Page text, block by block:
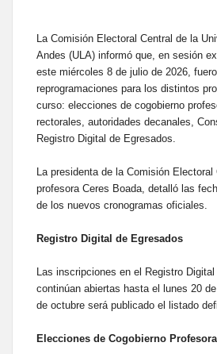
La Comisión Electoral Central de la
Andes (ULA) informó que, en sesión
este miércoles 8 de julio de 2026,
reprogramaciones para los distintos
curso: elecciones de cogobierno
rectorales, autoridades decanales,
Registro Digital de Egresados.
La presidenta de la Comisión Electoral
profesora Ceres Boada, detalló las
de los nuevos cronogramas oficiales.
Registro Digital de Egresados
Las inscripciones en el Registro
continúan abiertas hasta el lunes 20
de octubre será publicado el listado
Elecciones de Cogobierno Profesoral